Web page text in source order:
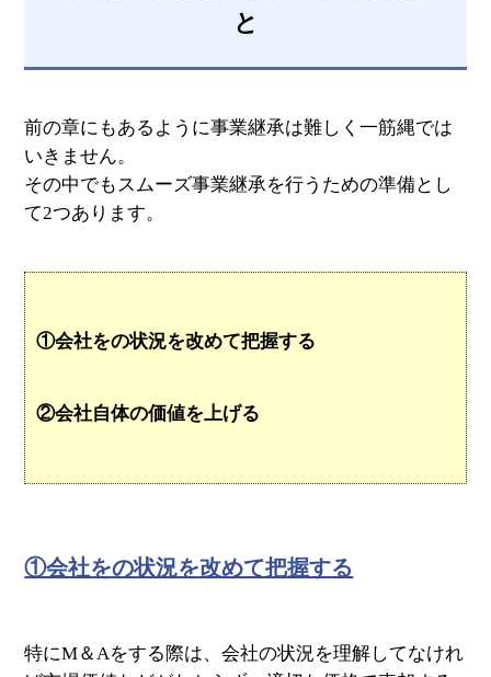
と
前の章にもあるように事業継承は難しく一筋縄では
いきません。
その中でもスムーズ事業継承を行うための準備とし
て2つあります。
①会社をの状況を改めて把握する
②会社自体の価値を上げる
①会社をの状況を改めて把握する
特にM＆Aをする際は、会社の状況を理解してなけれ